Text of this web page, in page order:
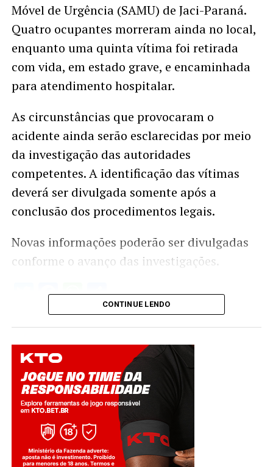
Móvel de Urgência (SAMU) de Jaci-Paraná.
Quatro ocupantes morreram ainda no local,
enquanto uma quinta vítima foi retirada
com vida, em estado grave, e encaminhada
para atendimento hospitalar.
As circunstâncias que provocaram o
acidente ainda serão esclarecidas por meio
da investigação das autoridades
competentes. A identificação das vítimas
deverá ser divulgada somente após a
conclusão dos procedimentos legais.
Novas informações poderão ser divulgadas
conforme o avanço das investigações.
Twitter
Facebook
WhatsApp
Share
CONTINUE LENDO